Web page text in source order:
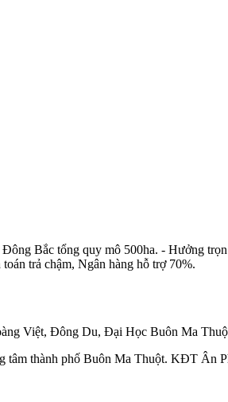
Bắc tổng quy mô 500ha. - Hưởng
trả chậm, Ngân hàng hỗ trợ 70%.
Việt, Đông Du, Đại Học Buôn Ma
thành phố Buôn Ma Thuột. KĐT Ân